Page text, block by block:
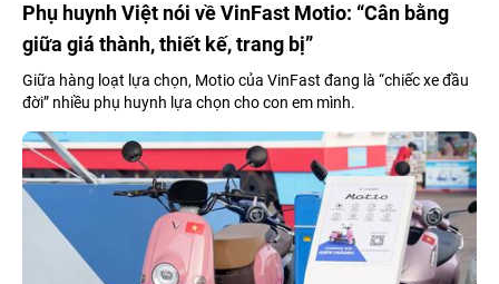
Phụ huynh Việt nói về VinFast Motio: “Cân bằng
giữa giá thành, thiết kế, trang bị”
Giữa hàng loạt lựa chọn, Motio của VinFast đang là “chiếc xe đầu
đời” nhiều phụ huynh lựa chọn cho con em mình.